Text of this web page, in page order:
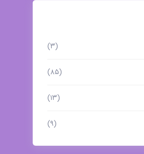
(۳)
(۸۵)
(۱۳)
(۹)